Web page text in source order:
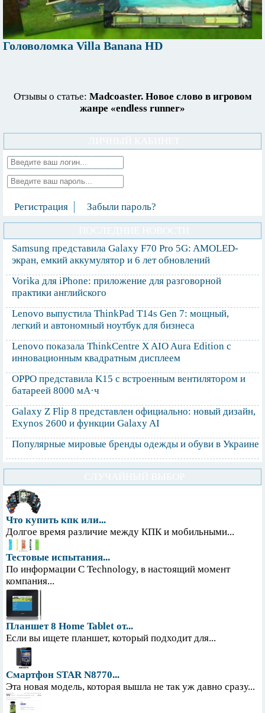
Головоломка Villa Banana HD
Отзывы о статье: Madcoaster. Новое слово в игровом
жанре «endless runner»
Регистрация Забыли пароль?
Samsung представила Galaxy F70 Pro 5G: AMOLED-
экран, емкий аккумулятор и 6 лет обновлений
Vorika для iPhone: приложение для разговорной
практики английского
Lenovo выпустила ThinkPad T14s Gen 7: мощный,
легкий и автономный ноутбук для бизнеса
Lenovo показала ThinkCentre X AIO Aura Edition с
инновационным квадратным дисплеем
OPPO представила K15 с встроенным вентилятором и
батареей 8000 мА·ч
Galaxy Z Flip 8 представлен официально: новый дизайн,
Exynos 2600 и функции Galaxy AI
Популярные мировые бренды одежды и обуви в Украине
Что купить кпк или...
Долгое время различие между КПК и мобильными...
Тестовые испытания...
По информации С Technology, в настоящий момент
компания...
Планшет 8 Home Tablet от...
Если вы ищете планшет, который подходит для...
Смартфон STAR N8770...
Эта новая модель, которая вышла не так уж давно сразу...